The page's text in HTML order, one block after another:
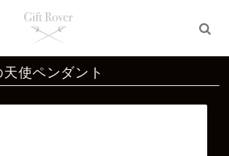
使ペンダント